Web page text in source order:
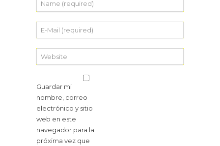
Guardar mi
nombre, correo
electrónico y sitio
web en este
navegador para la
próxima vez que